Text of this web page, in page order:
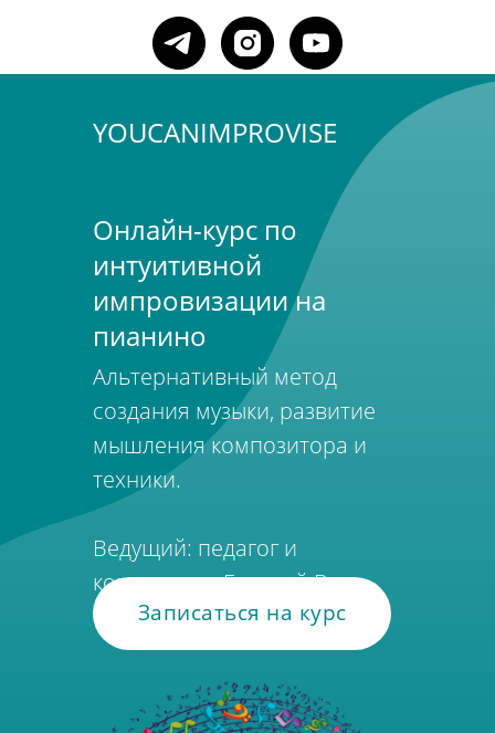
Онлайн-курс по
интуитивной
импровизации на
пианино
Записаться на курс
Альтернативный метод
создания музыки, развитие
мышления композитора и
техники.
Ведущий: педагог и
композитор Евгений Вовк
YOUCANIMPROVISE